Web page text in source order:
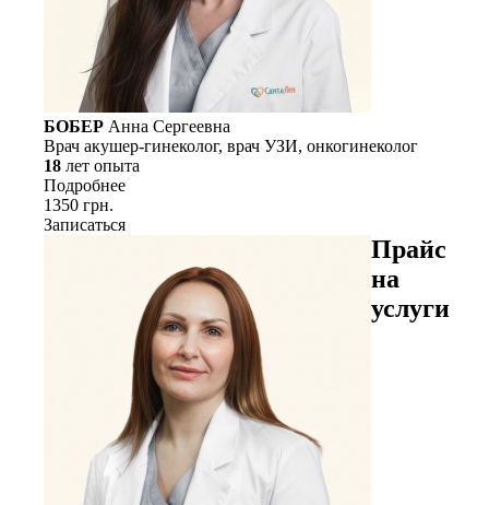
БОБЕР Анна Сергеевна
Врач акушер-гинеколог, врач УЗИ, онкогинеколог
18 лет опыта
Подробнее
1350 грн.
Записаться
Прайс
на
услуги